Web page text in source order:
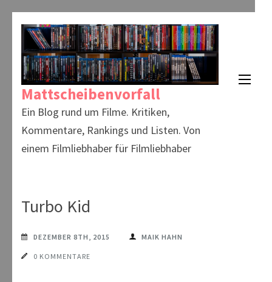
springen
(Enter
drücken)
Mattscheibenvorfall
Ein Blog rund um Filme. Kritiken,
Kommentare, Rankings und Listen. Von
einem Filmliebhaber für Filmliebhaber
Turbo Kid
DEZEMBER 8TH, 2015 MAIK HAHN
0 KOMMENTARE